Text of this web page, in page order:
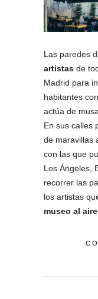
Las paredes
artistas de
Madrid para
habitantes
actúa de
En sus calles
de maravillas
con las que
Los Ángeles,
recorrer las
los artistas
museo al